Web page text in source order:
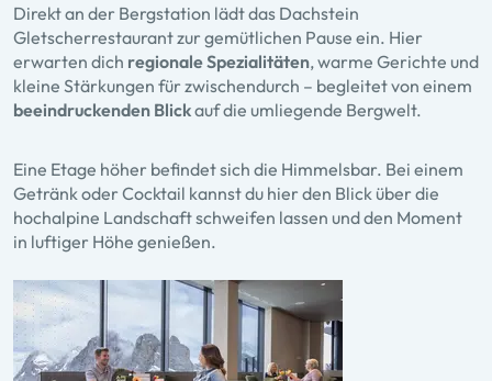
Direkt an der Bergstation lädt das Dachstein
Gletscherrestaurantzur gemütlichen Pause ein. Hier
erwarten dich regionale Spezialitäten, warme Gerichte und
kleine Stärkungen für zwischendurch – begleitet von einem
beeindruckenden Blickauf die umliegende Bergwelt.
Eine Etage höher befindet sich die Himmelsbar. Bei einem
Getränk oder Cocktail kannst du hier den Blick über die
hochalpine Landschaft schweifen lassen und den Moment
in luftiger Höhe genießen.